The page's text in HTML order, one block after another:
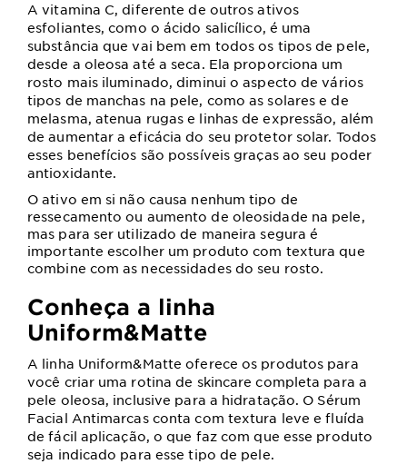
A vitamina C, diferente de outros ativos
esfoliantes, como o ácido salicílico, é uma
substância que vai bem em todos os tipos de pele,
desde a oleosa até a seca. Ela proporciona um
rosto mais iluminado, diminui o aspecto de vários
tipos de manchas na pele, como as solares e de
melasma, atenua rugas e linhas de expressão, além
de aumentar a eficácia do seu protetor solar. Todos
esses benefícios são possíveis graças ao seu poder
antioxidante.
O ativo em si não causa nenhum tipo de
ressecamento ou aumento de oleosidade na pele,
mas para ser utilizado de maneira segura é
importante escolher um produto com textura que
combine com as necessidades do seu rosto.
Conheça a linha
Uniform&Matte
A linha Uniform&Matte oferece os produtos para
você criar uma rotina de skincare completa para a
pele oleosa, inclusive para a hidratação. O Sérum
Facial Antimarcas conta com textura leve e fluída
de fácil aplicação, o que faz com que esse produto
seja indicado para esse tipo de pele.